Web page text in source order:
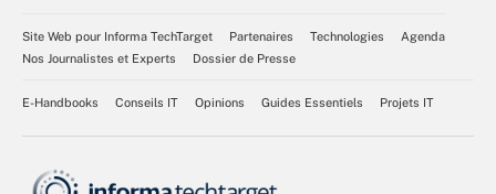
Site Web pour Informa TechTarget Partenaires Technologies
Agenda
Nos Journalistes et Experts
Dossier de Presse
E-Handbooks Conseils IT Opinions Guides Essentiels Projets IT